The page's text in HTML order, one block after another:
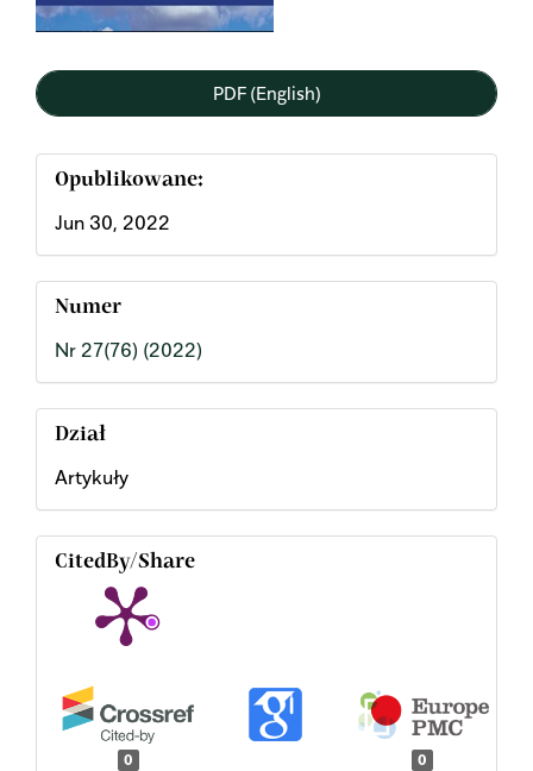
PDF (English)
Opublikowane:
Jun 30, 2022
Numer
Nr 27(76) (2022)
Dział
Artykuły
CitedBy/Share
0 0